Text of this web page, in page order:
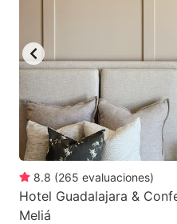
8.8 (265 evaluaciones)
Hotel Guadalajara &
Meliá